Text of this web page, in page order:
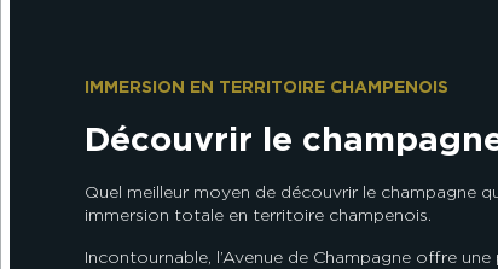
IMMERSION EN TERRITOIRE CHAMPENOIS
Découvrir le
Quel meilleur moyen de découvrir le champagne
immersion totale en territoire champenois.
Incontournable, l’Avenue de Champagne offre